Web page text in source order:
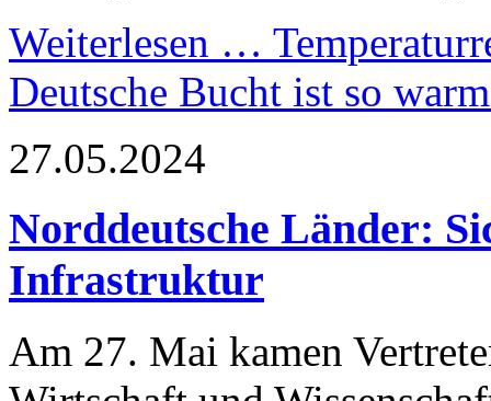
Weiterlesen …
Deutsche Bucht ist so
27.05.2024
Norddeutsche Länder:
Infrastruktur
Am 27. Mai kamen